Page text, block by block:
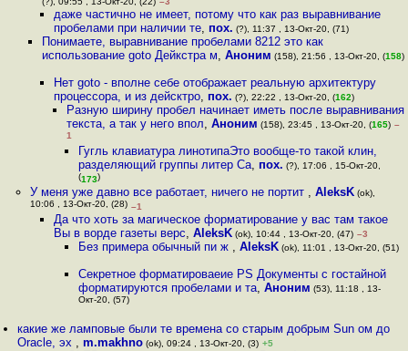
даже частично не имеет, потому что как раз выравнивание
пробелами при наличии те, пох. (?), 11:37 , 13-Окт-20, (71)
Понимаете, выравнивание пробелами 8212 это как
использование goto Дейкстра м, Аноним (158), 21:56 , 13-Окт-20, (158)
Нет goto - вполне себе отображает реальную архитектуру
процессора, и из дейсктро, пох. (?), 22:22 , 13-Окт-20, (162)
Разную ширину пробел начинает иметь после выравнивания
текста, а так у него впол, Аноним (158), 23:45 , 13-Окт-20, (165) –
1
Гугль клавиатура линотипаЭто вообще-то такой клин,
разделяющий группы литер Са, пох. (?), 17:06 , 15-Окт-20,
(173)
У меня уже давно все работает, ничего не портит , AleksK(ok),
10:06 , 13-Окт-20, (28) –1
Да что хоть за магическое форматирование у вас там такое
Вы в ворде газеты верс,AleksK (ok), 10:44 , 13-Окт-20, (47) –3
Без примера обычный пи ж , AleksK(ok), 11:01 , 13-Окт-20, (51)
Секретное форматироваеие PS Документы с гостайной
форматируются пробелами и та, Аноним (53), 11:18 , 13-
Окт-20, (57)
какие же ламповые были те времена со старым добрым Sun ом до
Oracle, эх ,m.makhno (ok), 09:24 , 13-Окт-20, (3) +5